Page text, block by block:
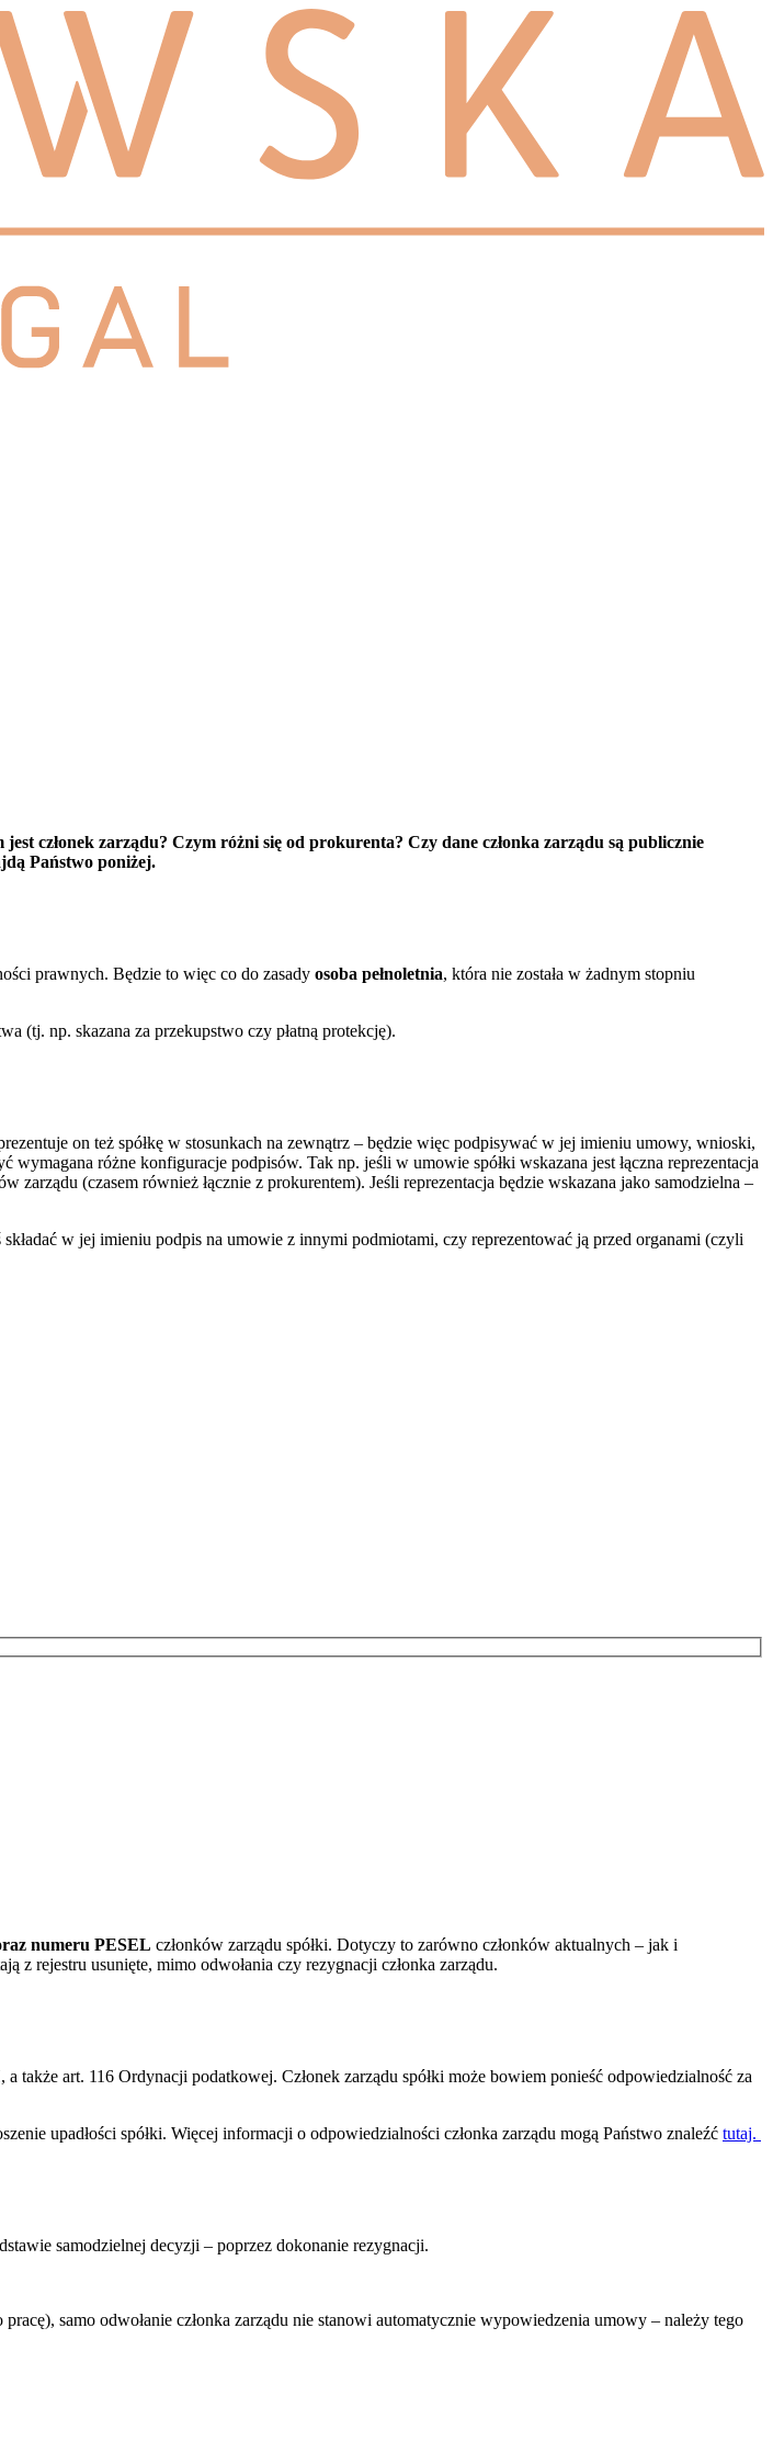
członek zarządu? Czym różni się od prokurenta? Czy dane członka zarządu są publicznie
Państwo poniżej.
prawnych. Będzie to więc co do zasady osoba pełnoletnia, która nie została w żadnym stopniu
(tj. np. skazana za przekupstwo czy płatną protekcję).
on też spółkę w stosunkach na zewnątrz – będzie więc podpisywać w jej imieniu umowy, wnioski,
różne konfiguracje podpisów. Tak np. jeśli w umowie spółki wskazana jest łączna reprezentacja
(czasem również łącznie z prokurentem). Jeśli reprezentacja będzie wskazana jako samodzielna –
w jej imieniu podpis na umowie z innymi podmiotami, czy reprezentować ją przed organami (czyli
numeru PESEL członków zarządu spółki. Dotyczy to zarówno członków aktualnych – jak i
z rejestru usunięte, mimo odwołania czy rezygnacji członka zarządu.
także art. 116 Ordynacji podatkowej. Członek zarządu spółki może bowiem ponieść odpowiedzialność za
upadłości spółki. Więcej informacji o odpowiedzialności członka zarządu mogą Państwo znaleźć tutaj.
samodzielnej decyzji – poprzez dokonanie rezygnacji.
samo odwołanie członka zarządu nie stanowi automatycznie wypowiedzenia umowy – należy tego